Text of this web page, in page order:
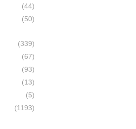
(44)
(50)
(339)
(67)
(93)
(13)
(5)
(1193)